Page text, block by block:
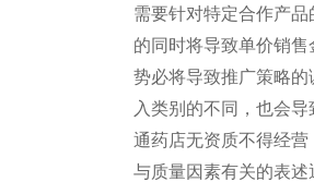
需要针对特定合作产
的同时将导致单价销
势必将导致推广策略
入类别的不同，也会
通药店无资质不得经营
与质量因素有关的表